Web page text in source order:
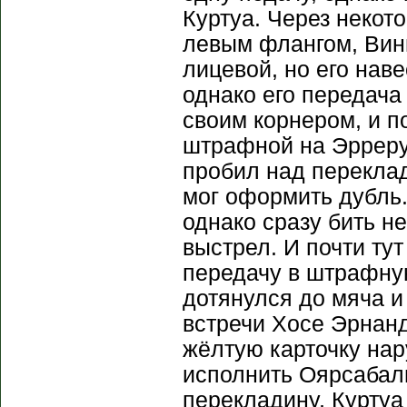
Куртуа. Через
левым флангом,
лицевой, но его
однако его
своим корнером, и
штрафной на
пробил над
мог оформить
однако сразу бить
выстрел. И почти
передачу в
дотянулся до мяча
встречи Хосе
жёлтую карточку
исполнить
перекладину,